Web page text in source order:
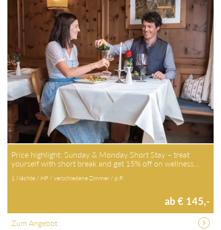
Price highlight: Sunday & Monday Short Stay – treat
yourself with short break and get 15% off on wellness…
1 Nächte / HP / verschiedene Zimmer / p.P.
ab € 145,-
Zum Angebot